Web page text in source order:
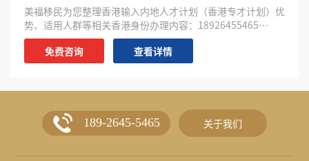
美福移民为您整理香港输入内地人才计划（香港专才计划）优
势、适用人群等相关香港身份办理内容：18926455465…
免费咨询
查看详情
189-2645-5465 关于我们